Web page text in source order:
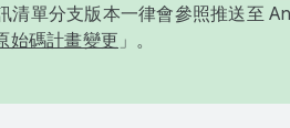
清單分支版本一律會參照推送至
始碼計畫變更 」。